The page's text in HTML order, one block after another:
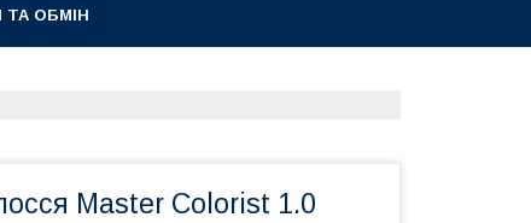
ОБМІН
Master Colorist 1.0